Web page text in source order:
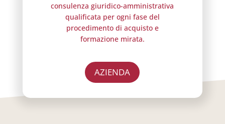
consulenza giuridico-amministrativa
qualificata per ogni fase del
procedimento di acquisto e
formazione mirata.
AZIENDA